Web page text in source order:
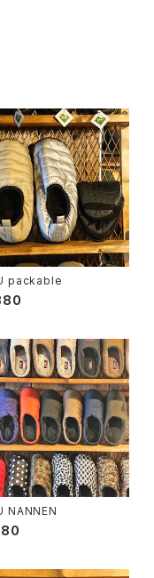
packable
NANNEN